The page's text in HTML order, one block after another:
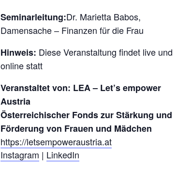
N
E
E
N
T
S
C
H
E
I
D
Seminarleitung:Dr. Marietta Babos,
Damensache – Finanzen für die Frau
Hinweis: Diese Veranstaltung findet live und
online statt
Veranstaltet von: LEA– Let’s empower
Austria
Österreichischer Fonds zur Stärkung und
Förderung von Frauen und Mädchen
https://letsempoweraustria.at
Instagram | LinkedIn